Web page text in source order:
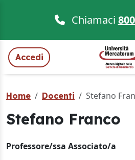
Chiamaci
Accedi
Home Docenti Stefano
Stefano Franco
Professore/ssa Associato/a